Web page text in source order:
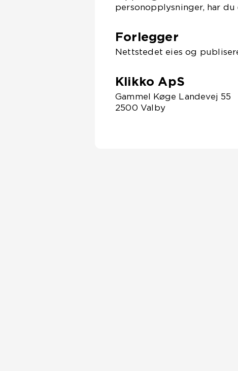
personopplysninger, har
Forlegger
Nettstedet eies og
Klikko ApS
Gammel Køge Landevej 55
2500 Valby